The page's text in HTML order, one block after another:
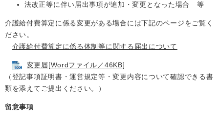
法改正等に伴い届出事項が追加・変更となった場合 等
介護給付費算定に係る変更がある場合には下記のページをご覧く
ださい。
介護給付費算定に係る体制等に関する届出について
変更届[Wordファイル／46KB]
（登記事項証明書・運営規定等・変更内容について確認できる書
類を添えてご提出ください。）
留意事項